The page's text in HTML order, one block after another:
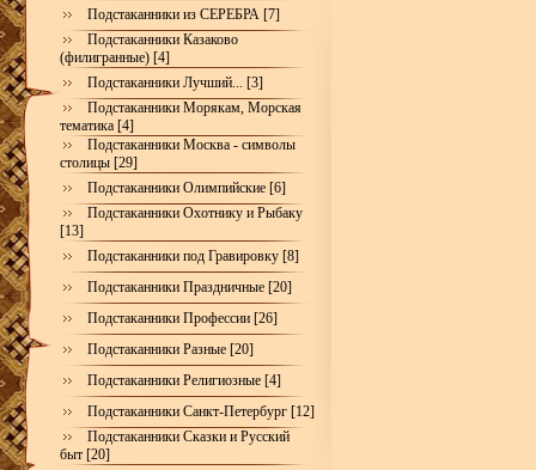
Подстаканники из СЕРЕБРА [7]
Подстаканники Казаково
(филигранные) [4]
Подстаканники Лучший... [3]
Подстаканники Морякам, Морская
тематика [4]
Подстаканники Москва - символы
столицы [29]
Подстаканники Олимпийские [6]
Подстаканники Охотнику и Рыбаку
[13]
Подстаканники под Гравировку [8]
Подстаканники Праздничные [20]
Подстаканники Профессии [26]
Подстаканники Разные [20]
Подстаканники Религиозные [4]
Подстаканники Санкт-Петербург [12]
Подстаканники Сказки и Русский
быт [20]